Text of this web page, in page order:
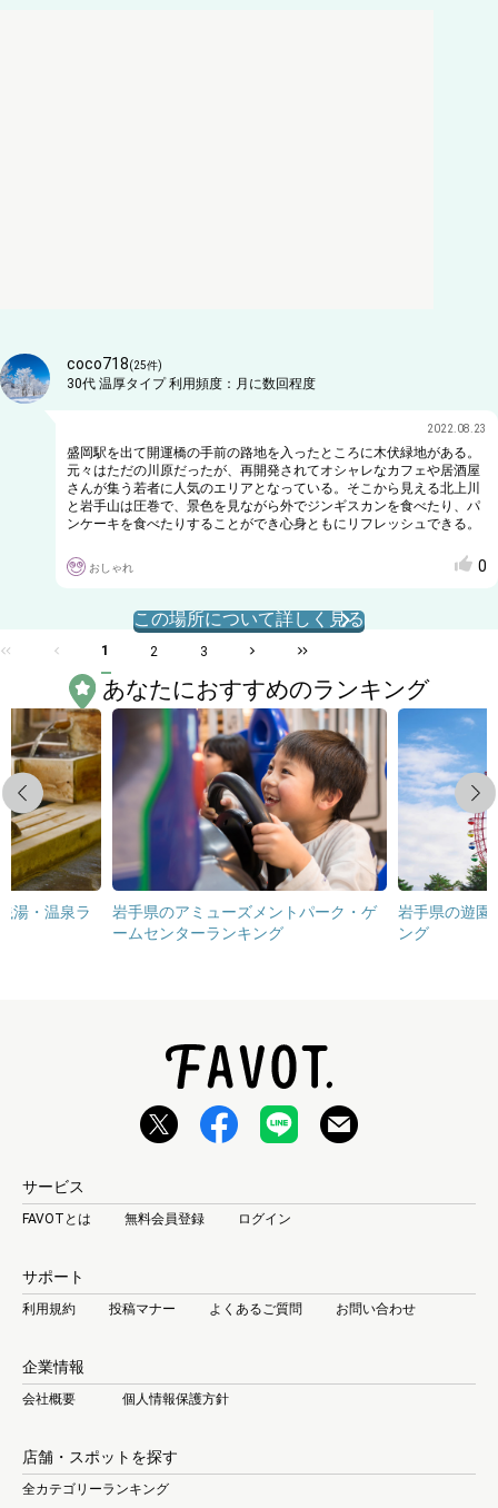
coco718(25件)
30代 温厚タイプ利用頻度： 月に数回程度
2022.08.23
盛岡駅を出て開運橋の手前の路地を入ったところに木伏緑地がある。
元々はただの川原だったが、再開発されてオシャレなカフェや居酒屋
さんが集う若者に人気のエリアとなっている。そこから見える北上川
と岩手山は圧巻で、景色を見ながら外でジンギスカンを食べたり、パ
ンケーキを食べたりすることができ心身ともにリフレッシュできる。
おしゃれ 0
この場所について詳しく見る
1 2 3
あなたにおすすめのランキング
Previous
湯・温泉ラ
岩手県のアミューズメントパーク・ゲ
ームセンターランキング
岩手県の遊園
ング
Next
サービス
FAVOTとは 無料会員登録 ログイン
サポート
利用規約 投稿マナー よくあるご質問 お問い合わせ
企業情報
会社概要 個人情報保護方針
店舗・スポットを探す
全カテゴリーランキング